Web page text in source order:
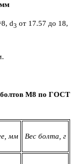
d3 от 17.57 до 18,
болтов М8 по ГОСТ
мм Вес болта, г